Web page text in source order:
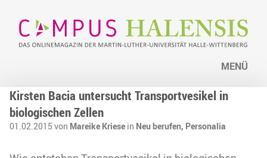
MENÜ
Kirsten Bacia untersucht Transportvesikel in
biologischen Zellen
01.02.2015 von Mareike Kriese in Neu berufen, Personalia